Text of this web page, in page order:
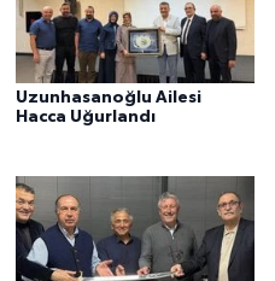
Uzunhasanoğlu Ailesi
Hacca Uğurlandı